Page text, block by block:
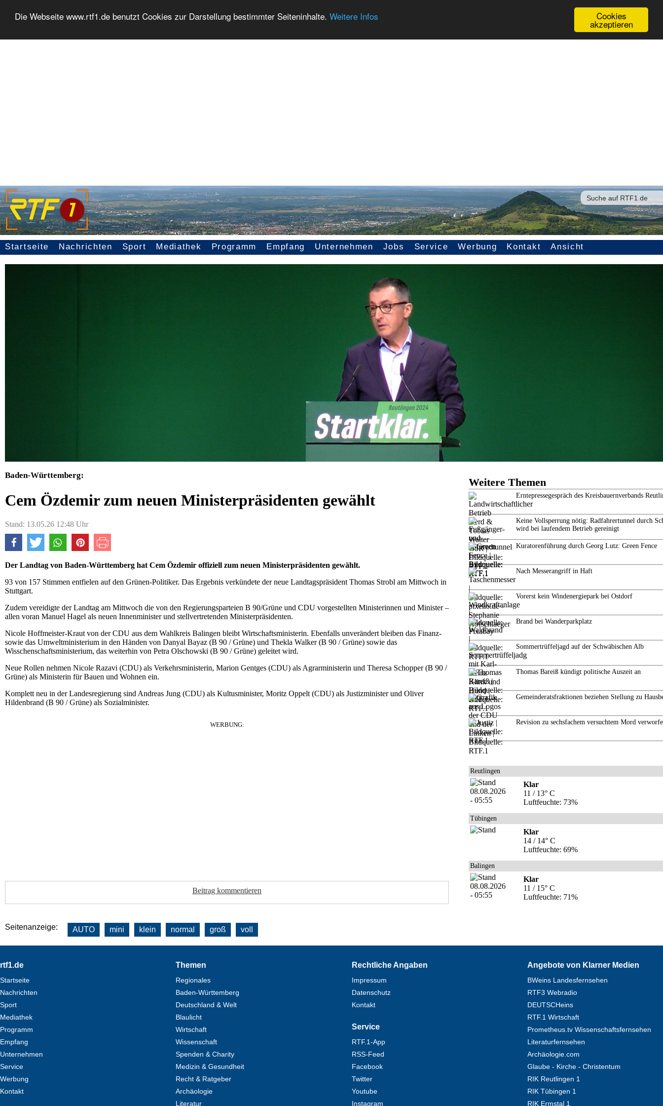
Cookies
akzeptieren
Die Webseite www.rtf1.de benutzt Cookies zur Darstellung bestimmter Seiteninhalte. Weitere Infos
Seitennavigation
Startseite Nachrichten Sport Mediathek Programm Empfang Unternehmen Jobs Service Werbung Kontakt Ansicht
Baden-Württemberg:
Cem Özdemir zum neuen Ministerpräsidenten gewählt
Stand: 13.05.26 12:48 Uhr
Der Landtag von Baden-Württemberg hat Cem Özdemir offiziell zum neuen Ministerpräsidenten gewählt.
93 von 157 Stimmen entfielen auf den Grünen-Politiker. Das Ergebnis verkündete der neue Landtagspräsident Thomas Strobl am Mittwoch in
Stuttgart.
Zudem vereidigte der Landtag am Mittwoch die von den Regierungsparteien B 90/Grüne und CDU vorgestellten Ministerinnen und Minister –
allen voran Manuel Hagel als neuen Innenminister und stellvertretenden Ministerpräsidenten.
Nicole Hoffmeister-Kraut von der CDU aus dem Wahlkreis Balingen bleibt Wirtschaftsministerin. Ebenfalls unverändert bleiben das Finanz-
sowie das Umweltministerium in den Händen von Danyal Bayaz (B 90 / Grüne) und Thekla Walker (B 90 / Grüne) sowie das
Wisschenschaftsministerium, das weiterhin von Petra Olschowski (B 90 / Grüne) geleitet wird.
Neue Rollen nehmen Nicole Razavi (CDU) als Verkehrsministerin, Marion Gentges (CDU) als Agrarministerin und Theresa Schopper (B 90 /
Grüne) als Ministerin für Bauen und Wohnen ein.
Komplett neu in der Landesregierung sind Andreas Jung (CDU) als Kultusminister, Moritz Oppelt (CDU) als Justizminister und Oliver
Hildenbrand (B 90 / Grüne) als Sozialminister.
WERBUNG:
Beitrag kommentieren
Weitere Themen
Erntepressegespräch des Kreisbauernverbands
Keine Vollsperrung nötig: Radfahrertunnel durch
wird bei laufendem Betrieb gereinigt
Kuratorenführung durch Georg Lutz: Green Fence
Nach Messerangriff in Haft
Vorerst kein Windenergiepark bei Ostdorf
Brand bei Wanderparkplatz
Sommertrüffeljagd auf der Schwäbischen Alb
Thomas Bareiß kündigt politische Auszeit an
Gemeinderatsfraktionen beziehen Stellung zu
Revision zu sechsfachem versuchtem Mord
Reutlingen
Klar
11 / 13° C
Luftfeuchte: 73%
Tübingen
Klar
14 / 14° C
Luftfeuchte: 69%
Balingen
Klar
11 / 15° C
Luftfeuchte: 71%
Seitenanzeige: AUTO mini klein normal groß voll
Footer
rtf1.de
Startseite
Nachrichten
Sport
Mediathek
Programm
Empfang
Unternehmen
Service
Werbung
Kontakt
Themen
Regionales
Baden-Württemberg
Deutschland & Welt
Blaulicht
Wirtschaft
Wissenschaft
Spenden & Charity
Medizin & Gesundheit
Recht & Ratgeber
Archäologie
Literatur
Rechtliche Angaben
Impressum
Datenschutz
Kontakt
Service
RTF.1-App
RSS-Feed
Facebook
Twitter
Youtube
Instagram
Angebote von Klarner Medien
BWeins Landesfernsehen
RTF3 Webradio
DEUTSCHeins
RTF.1 Wirtschaft
Prometheus.tv Wissenschaftsfernsehen
Literaturfernsehen
Archäologie.com
Glaube - Kirche - Christentum
RIK Reutlingen 1
RIK Tübingen 1
RIK Ermstal 1